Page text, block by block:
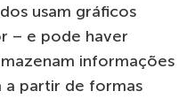
usam gráficos
– e pode haver
informações
a partir de formas